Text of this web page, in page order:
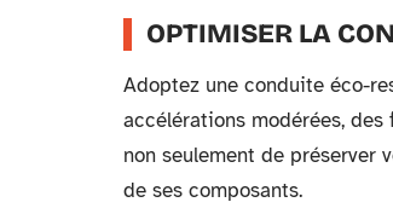
OPTIMISER LA
Adoptez une conduite éco-
accélérations modérées,
non seulement de préserver
de ses composants.